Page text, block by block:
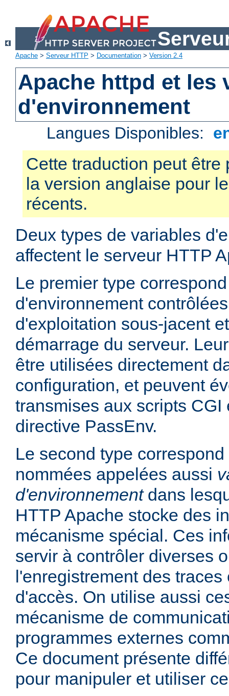
Apache > Serveur HTTP > Documentation > Version 2.4
Apache httpd et les
d'environnement
Langues Disponibles:
Cette traduction peut être
la version anglaise pour
récents.
Deux types de variables
affectent le serveur HTTP
Le premier type
d'environnement
d'exploitation sous-jacent
démarrage du serveur.
être utilisées directement
configuration, et peuvent
transmises aux scripts CGI
directive PassEnv.
Le second type
nommées appelées aussi
d'environnementdans
HTTP Apache stocke des
mécanisme spécial. Ces
servir à contrôler diverses
l'enregistrement des traces
d'accès. On utilise aussi
mécanisme de
programmes externes
Ce document présente
pour manipuler et utiliser